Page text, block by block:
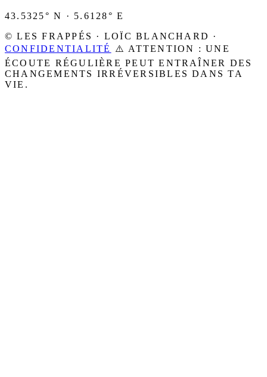
43.5325° N · 5.6128° E
© LES FRAPPÉS · LOÏC BLANCHARD ·
CONFIDENTIALITÉ
⚠️ ATTENTION : UNE
ÉCOUTE RÉGULIÈRE PEUT ENTRAÎNER DES
CHANGEMENTS IRRÉVERSIBLES DANS TA
VIE.